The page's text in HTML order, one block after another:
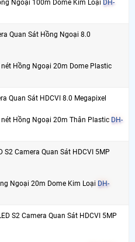
Ngoại 100m Dome Kim Loại DH-
Quan Sát Hồng Ngoại 8.0
Hồng Ngoại 20m Dome Plastic
Quan Sát HDCVI 8.0 Megapixel
Hồng Ngoại 20m Thân Plastic DH-
S2 Camera Quan Sát HDCVI 5MP
Ngoại 20m Dome Kim Loại DH-
S2 Camera Quan Sát HDCVI 5MP